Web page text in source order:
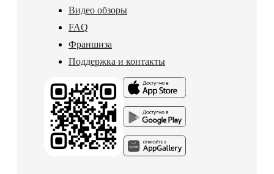
Видео обзоры
FAQ
Франшиза
Поддержка и контакты